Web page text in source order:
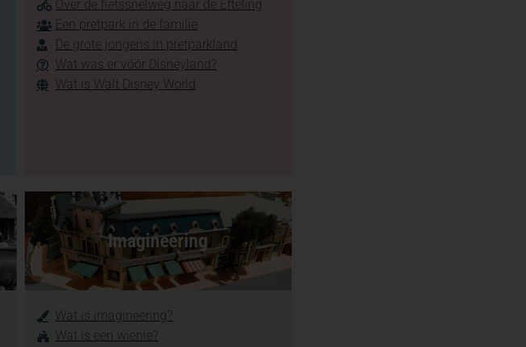
Over de fietssnelweg naar de Efteling
Een pretpark in de familie
De grote jongens in pretparkland
Wat was er vóór Disneyland?
Wat is Walt Disney World
Imagineering
Wat is imagineering?
Wat is een wienie?